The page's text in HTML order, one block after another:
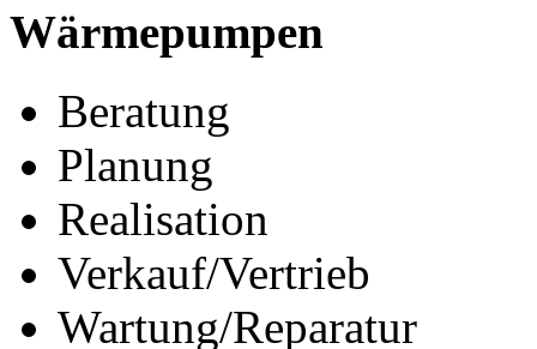
Wärmepumpen
Beratung
Planung
Realisation
Verkauf/Vertrieb
Wartung/Reparatur